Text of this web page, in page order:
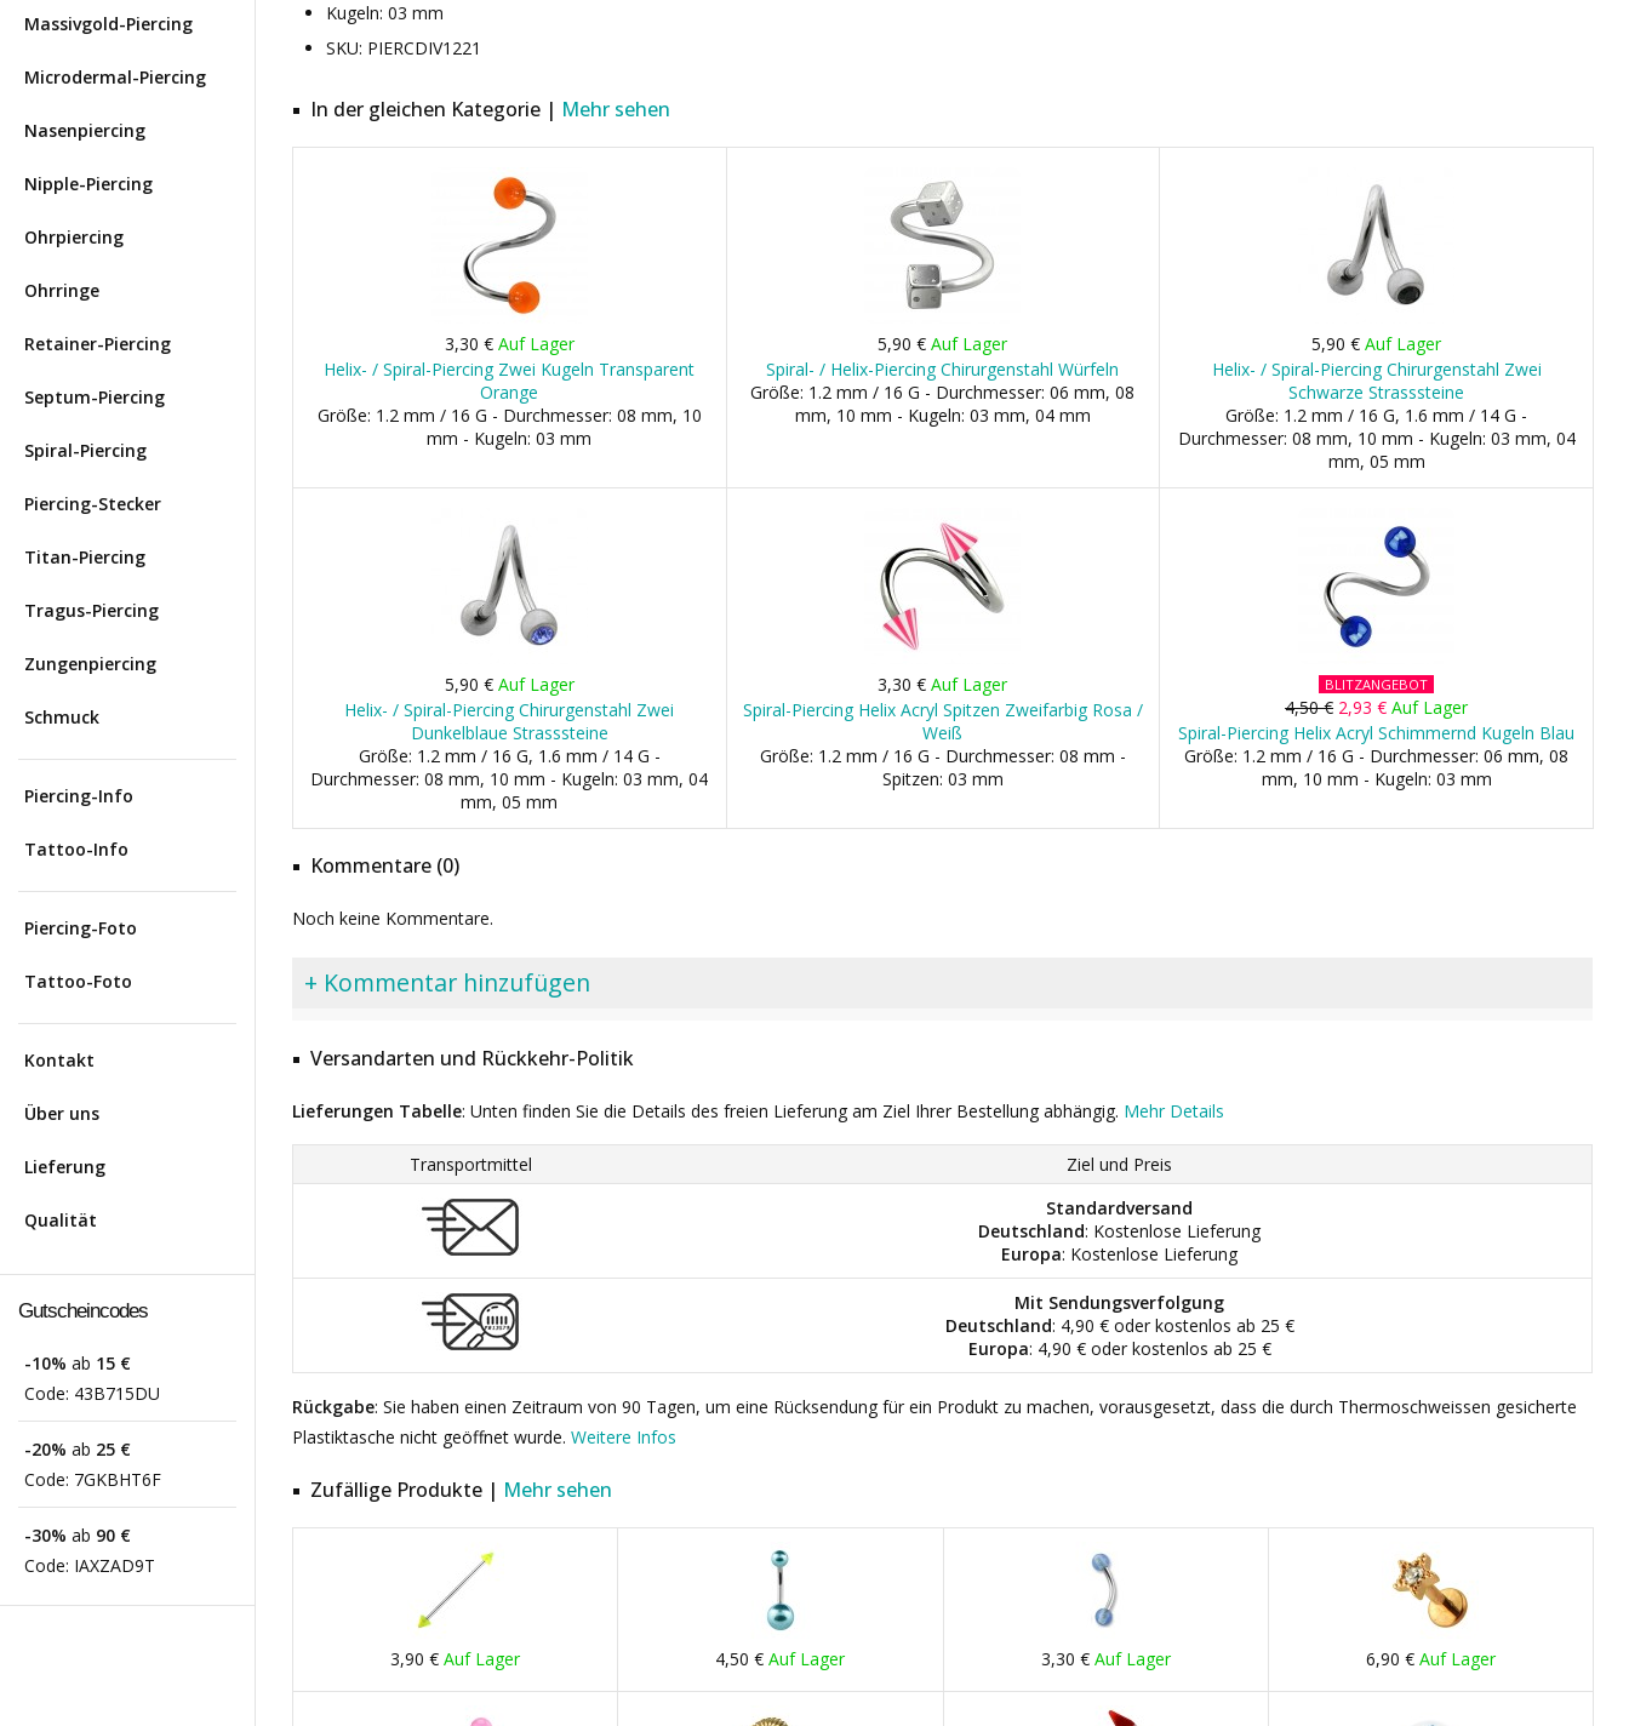
Massivgold-Piercing
Microdermal-Piercing
Nasenpiercing
Nipple-Piercing
Ohrpiercing
Ohrringe
Retainer-Piercing
Septum-Piercing
Spiral-Piercing
Piercing-Stecker
Titan-Piercing
Tragus-Piercing
Zungenpiercing
Schmuck
Piercing-Info
Tattoo-Info
Piercing-Foto
Tattoo-Foto
Kontakt
Über uns
Lieferung
Qualität
Gutscheincodes
-10% ab 15 €
Code: 43B715DU
-20% ab 25 €
Code: 7GKBHT6F
-30% ab 90 €
Code: IAXZAD9T
Kugeln: 03 mm
SKU: PIERCDIV1221
In der gleichen Kategorie | Mehr sehen
3,30 € Auf Lager
Helix- / Spiral-Piercing Zwei Kugeln Transparent
Orange
Größe: 1.2 mm / 16 G - Durchmesser: 08 mm, 10
mm - Kugeln: 03 mm
5,90 €Auf Lager
Spiral- / Helix-Piercing Chirurgenstahl Würfeln
Größe: 1.2 mm / 16 G - Durchmesser: 06 mm, 08
mm, 10 mm - Kugeln: 03 mm, 04 mm
5,90 €Auf Lager
Helix- / Spiral-Piercing Chirurgenstahl Zwei
Schwarze Strasssteine
Größe: 1.2 mm / 16 G, 1.6 mm / 14 G -
Durchmesser: 08 mm, 10 mm - Kugeln: 03 mm, 04
mm, 05 mm
5,90 € Auf Lager
Helix- / Spiral-Piercing Chirurgenstahl Zwei
Dunkelblaue Strasssteine
Größe: 1.2 mm / 16 G, 1.6 mm / 14 G -
Durchmesser: 08 mm, 10 mm - Kugeln: 03 mm, 04
mm, 05 mm
3,30 €Auf Lager
Spiral-Piercing Helix Acryl Spitzen Zweifarbig Rosa /
Weiß
Größe: 1.2 mm / 16 G - Durchmesser: 08 mm -
Spitzen: 03 mm
BLITZANGEBOT
4,50 € 2,93 € Auf Lager
Spiral-Piercing Helix Acryl Schimmernd Kugeln Blau
Größe: 1.2 mm / 16 G - Durchmesser: 06 mm, 08
mm, 10 mm - Kugeln: 03 mm
Kommentare (0)
Noch keine Kommentare.
+ Kommentar hinzufügen
Versandarten und Rückkehr-Politik
Lieferungen Tabelle: Unten finden Sie die Details des freien Lieferung am Ziel Ihrer Bestellung abhängig. Mehr Details
Transportmittel
Ziel und Preis
Standardversand
Deutschland: Kostenlose Lieferung
Europa: Kostenlose Lieferung
Mit Sendungsverfolgung
Deutschland: 4,90 € oder kostenlos ab 25 €
Europa: 4,90 € oder kostenlos ab 25 €
Rückgabe: Sie haben einen Zeitraum von 90 Tagen, um eine Rücksendung für ein Produkt zu machen, vorausgesetzt, dass die durch Thermoschweissen gesicherte
Plastiktasche nicht geöffnet wurde. Weitere Infos
Zufällige Produkte | Mehr sehen
3,90 €Auf Lager 4,50 €Auf Lager 3,30 € Auf Lager 6,90 € Auf Lager